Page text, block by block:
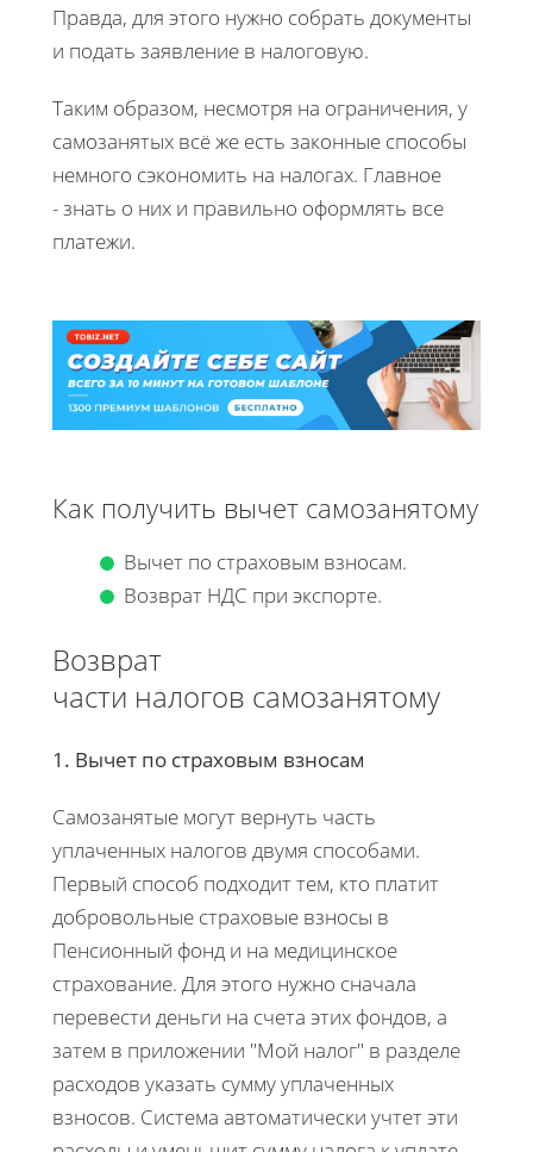
Правда, для этого нужно собрать документы
и подать заявление в налоговую.
Таким образом, несмотря на ограничения, у
самозанятых всё же есть законные способы
немного сэкономить на налогах. Главное
- знать о них и правильно оформлять все
платежи.
Как получить вычет самозанятому
Вычет по страховым взносам.
Возврат НДС при экспорте.​
Возврат
части налогов самозанятому
1. Вычет по страховым взносам
Самозанятые могут вернуть часть
уплаченных налогов двумя способами.
Первый способ подходит тем, кто платит
добровольные страховые взносы в
Пенсионный фонд и на медицинское
страхование. Для этого нужно сначала
перевести деньги на счета этих фондов, а
затем в приложении "Мой налог" в разделе
расходов указать сумму уплаченных
взносов. Система автоматически учтет эти